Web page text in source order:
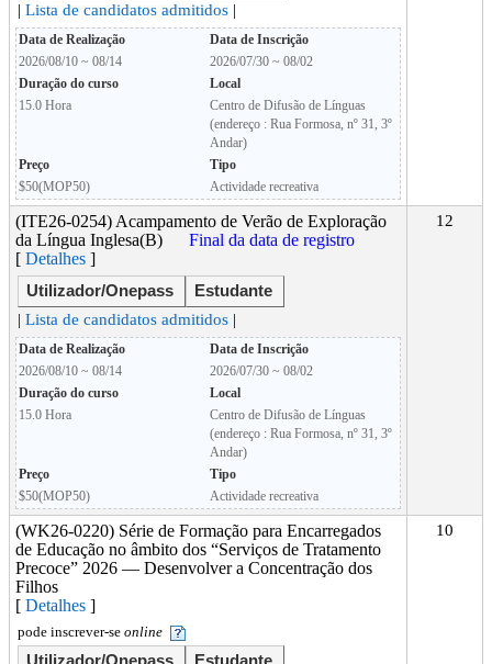
| Lista de candidatos admitidos |
Data de Realização
Data de Inscrição
2026/08/10 ~ 08/14
2026/07/30 ~ 08/02
Duração do curso
Local
15.0 Hora
Centro de Difusão de Línguas
(endereço : Rua Formosa, nº 31, 3º
Andar)
Preço
Tipo
$50(MOP50)
Actividade recreativa
(ITE26-0254) Acampamento de Verão de Exploração
da Língua Inglesa(B)
Final da data de registro
[ Detalhes ]
Utilizador/Onepass
Estudante
| Lista de candidatos admitidos |
Data de Realização
Data de Inscrição
2026/08/10 ~ 08/14
2026/07/30 ~ 08/02
Duração do curso
Local
15.0 Hora
Centro de Difusão de Línguas
(endereço : Rua Formosa, nº 31, 3º
Andar)
Preço
Tipo
$50(MOP50)
Actividade recreativa
12
(WK26-0220) Série de Formação para Encarregados
de Educação no âmbito dos “Serviços de Tratamento
Precoce” 2026 — Desenvolver a Concentração dos
Filhos
[ Detalhes ]
pode inscrever-se online
10